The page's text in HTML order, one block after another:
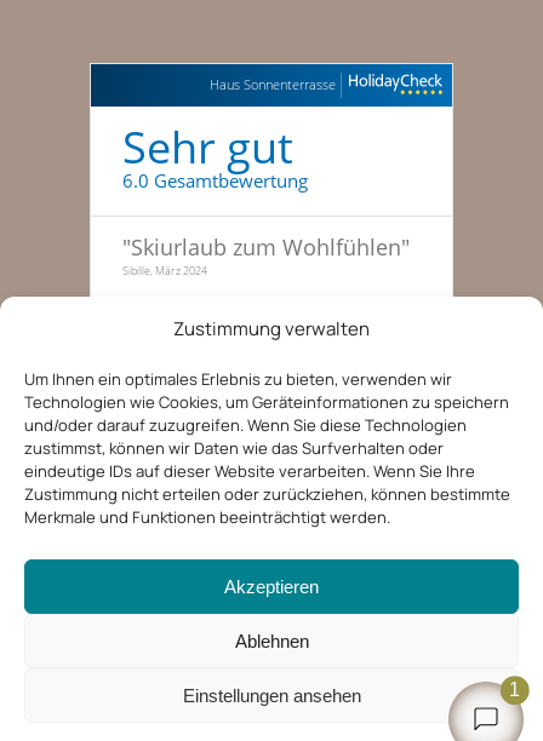
Zustimmung verwalten
Um Ihnen ein optimales Erlebnis zu bieten, verwenden wir
Technologien wie Cookies, um Geräteinformationen zu speichern
und/oder darauf zuzugreifen. Wenn Sie diese Technologien
zustimmst, können wir Daten wie das Surfverhalten oder
eindeutige IDs auf dieser Website verarbeiten. Wenn Sie Ihre
Zustimmung nicht erteilen oder zurückziehen, können bestimmte
Merkmale und Funktionen beeinträchtigt werden.
Akzeptieren
Ablehnen
Einstellungen ansehen
Haus Sonnenterrasse
Sehr gut
6.0 Gesamtbewertung
"Skiurlaub zum Wohlfühlen"
Sibille, März 2024
Traumhafte Skitage, haben
gleich nochmal gebucht"
"Entspannte Ferien in der
Tiroler Bergwelt"
1